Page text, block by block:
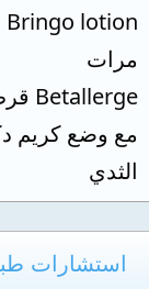
مرات
Betallerge قرص يوميا بعد الغذاء
مع وضع كريم
الثدي
استشارات